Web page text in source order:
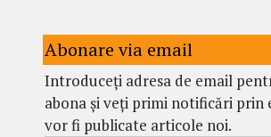
Abonare via email
Introduceți adresa de email
abona și veți primi notificări prin
vor fi publicate articole noi.